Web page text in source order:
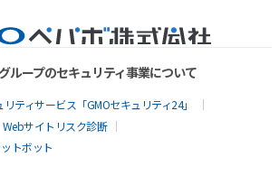
ループのセキュリティ事業について
ティサービス「GMOセキュリティ24」
Webサイトリスク診断
トボット